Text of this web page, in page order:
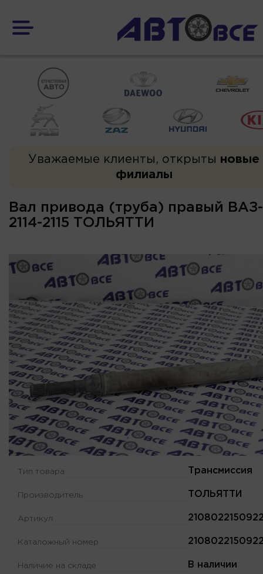
Уважаемые клиенты, открыты новые
филиалы
Вал привода (труба) правый ВАЗ-
2114-2115 ТОЛЬЯТТИ
Тип товара Трансмиссия
Производитель ТОЛЬЯТТИ
Артикул
Каталожный номер
Наличие на складе В наличии